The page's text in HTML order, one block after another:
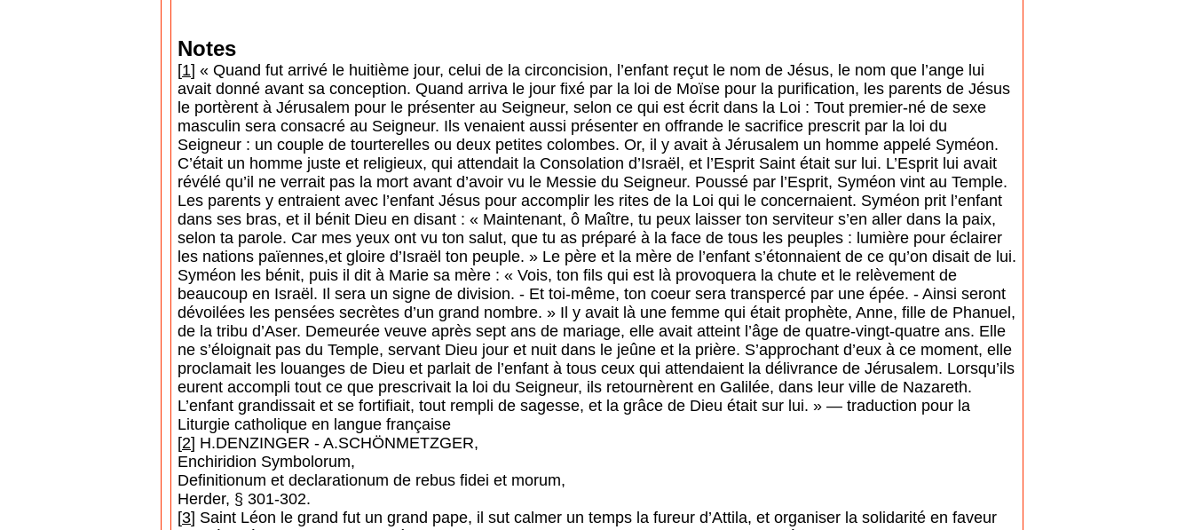
Notes
[1] « Quand fut arrivé le huitième jour, celui de la circoncision, l’enfant reçut le nom de Jésus, le nom que l’ange lui
avait donné avant sa conception. Quand arriva le jour fixé par la loi de Moïse pour la purification, les parents de Jésus
le portèrent à Jérusalem pour le présenter au Seigneur, selon ce qui est écrit dans la Loi : Tout premier-né de sexe
masculin sera consacré au Seigneur. Ils venaient aussi présenter en offrande le sacrifice prescrit par la loi du
Seigneur : un couple de tourterelles ou deux petites colombes. Or, il y avait à Jérusalem un homme appelé Syméon.
C’était un homme juste et religieux, qui attendait la Consolation d’Israël, et l’Esprit Saint était sur lui. L’Esprit lui avait
révélé qu’il ne verrait pas la mort avant d’avoir vu le Messie du Seigneur. Poussé par l’Esprit, Syméon vint au Temple.
Les parents y entraient avec l’enfant Jésus pour accomplir les rites de la Loi qui le concernaient. Syméon prit l’enfant
dans ses bras, et il bénit Dieu en disant : « Maintenant, ô Maître, tu peux laisser ton serviteur s’en aller dans la paix,
selon ta parole. Car mes yeux ont vu ton salut, que tu as préparé à la face de tous les peuples : lumière pour éclairer
les nations païennes,et gloire d’Israël ton peuple. » Le père et la mère de l’enfant s’étonnaient de ce qu’on disait de lui.
Syméon les bénit, puis il dit à Marie sa mère : « Vois, ton fils qui est là provoquera la chute et le relèvement de
beaucoup en Israël. Il sera un signe de division. - Et toi-même, ton coeur sera transpercé par une épée. - Ainsi seront
dévoilées les pensées secrètes d’un grand nombre. » Il y avait là une femme qui était prophète, Anne, fille de Phanuel,
de la tribu d’Aser. Demeurée veuve après sept ans de mariage, elle avait atteint l’âge de quatre-vingt-quatre ans. Elle
ne s’éloignait pas du Temple, servant Dieu jour et nuit dans le jeûne et la prière. S’approchant d’eux à ce moment, elle
proclamait les louanges de Dieu et parlait de l’enfant à tous ceux qui attendaient la délivrance de Jérusalem. Lorsqu’ils
eurent accompli tout ce que prescrivait la loi du Seigneur, ils retournèrent en Galilée, dans leur ville de Nazareth.
L’enfant grandissait et se fortifiait, tout rempli de sagesse, et la grâce de Dieu était sur lui. » — traduction pour la
Liturgie catholique en langue française
[2] H.DENZINGER - A.SCHÖNMETZGER,
Enchiridion Symbolorum,
Definitionum et declarationum de rebus fidei et morum,
Herder, § 301-302.
[3] Saint Léon le grand fut un grand pape, il sut calmer un temps la fureur d’Attila, et organiser la solidarité en faveur